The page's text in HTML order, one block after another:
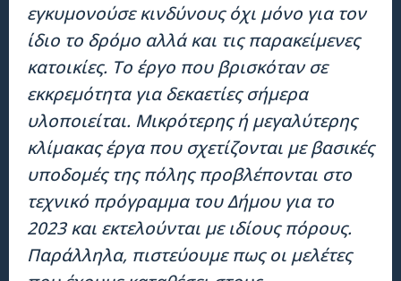
εγκυμονούσε κινδύνους όχι μόνο για τον
ίδιο το δρόμο αλλά και τις παρακείμενες
κατοικίες. Το έργο που βρισκόταν σε
εκκρεμότητα για δεκαετίες σήμερα
υλοποιείται. Μικρότερης ή μεγαλύτερης
κλίμακας έργα που σχετίζονται με βασικές
υποδομές της πόλης προβλέπονται στο
τεχνικό πρόγραμμα του Δήμου για το
2023 και εκτελούνται με ιδίους πόρους.
Παράλληλα, πιστεύουμε πως οι μελέτες